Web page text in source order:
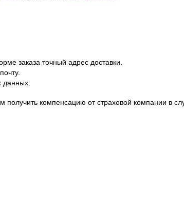
заказа точный адрес доставки.
данных.
компенсацию от страховой компании в